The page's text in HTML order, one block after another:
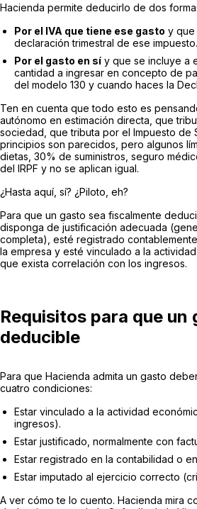
Hacienda permite deducirlo de dos
Por el IVA que tiene ese gasto y que
declaración trimestral de ese impuesto.
Por el gasto en sí y que se incluye a
cantidad a ingresar en concepto de
del modelo 130 y cuando haces la
Ten en cuenta que todo esto es
autónomo en estimación directa, que
sociedad, que tributa por el Impuesto de
principios son parecidos, pero algunos
dietas, 30% de suministros, seguro
del IRPF y no se aplican igual.
¿Hasta aquí, sí? ¿Piloto, eh?
Para que un gasto sea fiscalmente
disponga de justificación adecuada
completa), esté registrado
la empresa y esté vinculado a la
que exista correlación con los ingresos.
Requisitos para que un
deducible
Para que Hacienda admita un gasto
cuatro condiciones:
Estar vinculado a la actividad
ingresos).
Estar justificado, normalmente con
Estar registrado en la contabilidad o
Estar imputado al ejercicio correcto
A ver cómo te lo cuento. Hacienda mira